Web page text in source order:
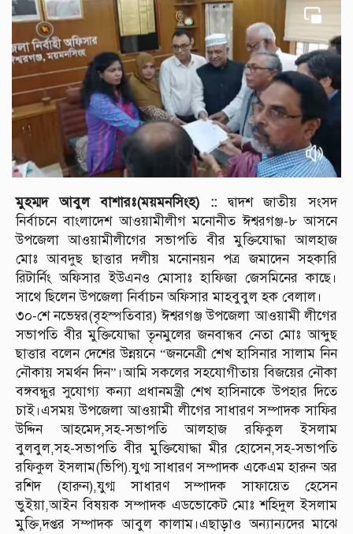
মুহম্মদ আবুল বাশারঃ(ময়মনসিংহ) ::দ্বাদশ জাতীয় সংসদ
নির্বাচনে বাংলাদেশ আওয়ামীলীগ মনোনীত ঈশ্বরগঞ্জ-৮ আসনে
উপজেলা আওয়ামীলীগের সভাপতি বীর মুক্তিযোদ্ধা আলহাজ
মোঃ আবদুছ ছাত্তার দলীয় মনোনয়ন পত্র জমাদেন সহকারি
রিটার্নিং অফিসার ইউএনও মোসাঃ হাফিজা জেসমিনের কাছে।
সাথে ছিলেন উপজেলা নির্বাচন অফিসার মাহবুবুল হক বেলাল।
৩০-শে নভেম্বর(বৃহস্পতিবার) ঈশ্বরগঞ্জ উপজেলা আওয়ামী লীগের
সভাপতি বীর মুক্তিযোদ্ধা তৃনমুলের জনবান্ধব নেতা মোঃ আব্দুছ
ছাত্তার বলেন দেশের উন্নয়নে “জননেত্রী শেখ হাসিনার সালাম নিন
নৌকায় সমর্থন দিন”।আমি সকলের সহযোগীতায় বিজয়ের নৌকা
বঙ্গবন্ধুর সুযোগ্য কন্যা প্রধানমন্ত্রী শেখ হাসিনাকে উপহার দিতে
চাই।এসময় উপজেলা আওয়ামী লীগের সাধারণ সম্পাদক সাফির
উদ্দিন আহমেদ,সহ-সভাপতি আলহাজ রফিকুল ইসলাম
বুলবুল,সহ-সভাপতি বীর মুক্তিযোদ্ধা মীর হোসেন,সহ-সভাপতি
রফিকুল ইসলাম(ভিপি).যুগ্ম সাধারণ সম্পাদক একেএম হারুন অর
রশিদ (হারুন),যুগ্ম সাধারণ সম্পাদক সাফায়েত হেসেন
ভুইয়া,আইন বিষয়ক সম্পাদক এডভোকেট মোঃ শহিদুল ইসলাম
মুক্তি,দপ্তর সম্পাদক আবুল কালাম।এছাড়াও অন্যান্যদের মাঝে